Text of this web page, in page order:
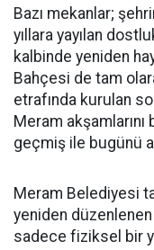
Bazı mekanlar;
yıllara yayılan
kalbinde yeniden
Bahçesi de tam
etrafında kurulan
Meram
geçmiş ile bugünü
Meram Belediyesi
yeniden
sadece fiziksel bir